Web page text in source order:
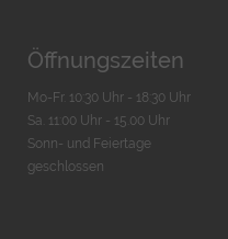
Öffnungszeiten
Mo-Fr. 10:30 Uhr - 18:30 Uhr
Sa. 11:00 Uhr - 15.00 Uhr
Sonn- und Feiertage
geschlossen